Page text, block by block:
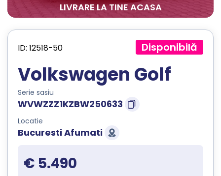
LIVRARE LA TINE ACASA
ID: 12518-50 Disponibilă
Volkswagen Golf
Serie sasiu
WVWZZZ1KZBW250633
Locatie
Bucuresti Afumati
€ 5.490